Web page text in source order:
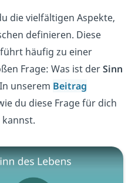
die vielfältigen Aspekte,
definieren. Diese
häufig zu einer
Frage: Was ist derSinn
unserem Beitrag
du diese Frage für dich